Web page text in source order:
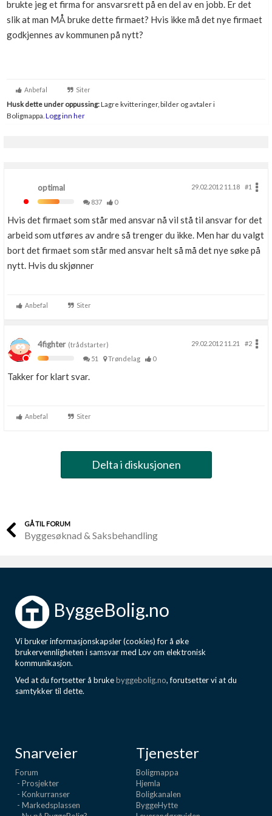
Boligmappa+
Få mer ut av Boligmappa
Nytt
brukte jeg et firma for ansvarsrett på en del av en jobb. Er det
slik at man MÅ bruke dette firmaet? Hvis ikke må det nye firmaet
godkjennes av kommunen på nytt?
Anbefal Siter
Husk dette under oppussing:Lagre kvitteringer, bilder og avtaler i
Boligmappa. Logg inn her
optimal 29.02.2012 11.18
#1
837
0
Hvis det firmaet som står med ansvar nå vil stå til ansvar for det
arbeid som utføres av andre så trenger du ikke. Men har du valgt
bort det firmaet som står med ansvar helt så må det nye søke på
nytt. Hvis du skjønner
Anbefal Siter
4fighter(trådstarter) 29.02.2012 11.21
#2
51
Trøndelag 0
Takker for klart svar.
Anbefal Siter
Delta i diskusjonen
GÅ TIL FORUM
Byggesøknad & Saksbehandling
ByggeBolig.no
Vi bruker informasjonskapsler (cookies) for å øke
brukervennligheten i samsvar med Lov om elektronisk
kommunikasjon.
Ved at du fortsetter å brukebyggebolig.no, forutsetter vi at du
samtykker til dette.
Snarveier
Forum
- Prosjekter
- Konkurranser
- Markedsplassen
Tjenester
Boligmappa
Hjemla
Boligkanalen
ByggeHytte